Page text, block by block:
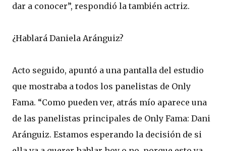
dar a conocer”, respondió la también actriz.
¿Hablará Daniela Aránguiz?
Acto seguido, apuntó a una pantalla del estudio
que mostraba a todos los panelistas de Only
Fama. “Como pueden ver, atrás mío aparece una
de las panelistas principales de Only Fama: Dani
Aránguiz. Estamos esperando la decisión de si